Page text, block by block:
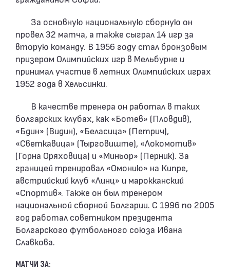
За основную национальную сборную он
провел 32 матча, а также сыграл 14 игр за
вторую команду. В 1956 году стал бронзовым
призером Олимпийских игр в Мельбурне и
принимал участие в летних Олимпийских играх
1952 года в Хельсинки.
В качестве тренера он работал в таких
болгарских клубах, как «Ботев» (Пловдив),
«Бдин» (Видин), «Беласица» (Петрич),
«Светкавица» (Тырговиште), «Локомотив»
(Горна Оряховица) и «Миньор» (Перник). За
границей тренировал «Омонию» на Кипре,
австрийский клуб «Линц» и марокканский
«Спортив». Также он был тренером
национальной сборной Болгарии. С 1996 по 2005
год работал советником президента
Болгарского футбольного союза Ивана
Славкова.
МАТЧИ ЗА: